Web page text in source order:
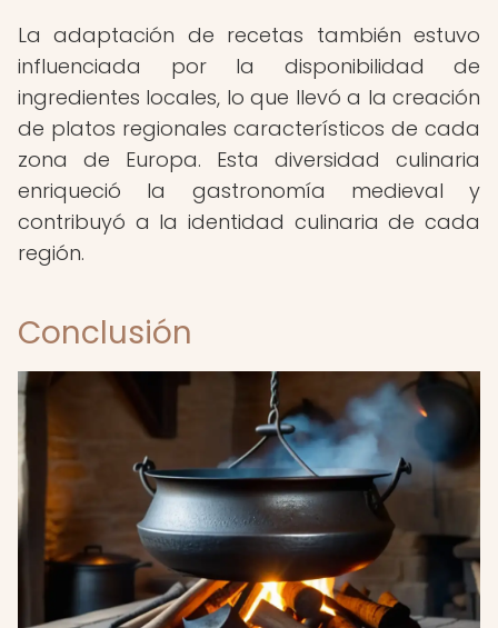
La adaptación de recetas también estuvo
influenciada por la disponibilidad de
ingredientes locales, lo que llevó a la creación
de platos regionales característicos de cada
zona de Europa. Esta diversidad culinaria
enriqueció la gastronomía medieval y
contribuyó a la identidad culinaria de cada
región.
Conclusión